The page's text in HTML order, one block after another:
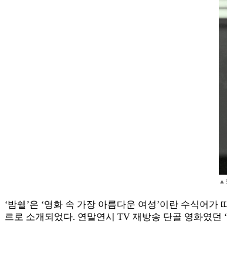
▲
‘밤쉘’은 ‘영화 속 가장 아름다운 여성’이란 수식어
르로 소개되었다. 연말연시 TV 재방송 단골 영화였던